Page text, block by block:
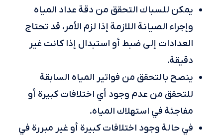
يمكن للسباك التحقق من دقة عداد المياه
وإجراء الصيانة اللازمة إذا لزم الأمر، قد تحتاج
العدادات إلى ضبط أو استبدال إذا كانت غير
دقيقة.
ينصح بالتحقق من فواتير المياه السابقة
للتحقق من عدم وجود أي اختلافات كبيرة أو
مفاجئة في استهلاك المياه.
في حالة وجود اختلافات كبيرة أو غير مبررة في